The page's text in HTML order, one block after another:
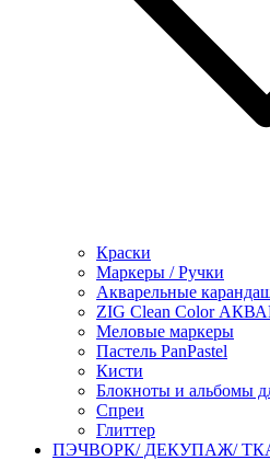
Краски
Маркеры / Ручки
Акварельные
ZIG Clean Color
Меловые маркеры
Пастель PanPastel
Кисти
Блокноты и альбомы
Спреи
Глиттер
ПЭЧВОРК/ ДЕКУПАЖ/